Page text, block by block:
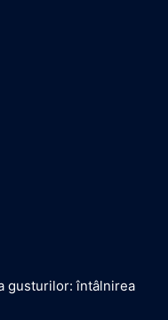
gusturilor: întâlnirea